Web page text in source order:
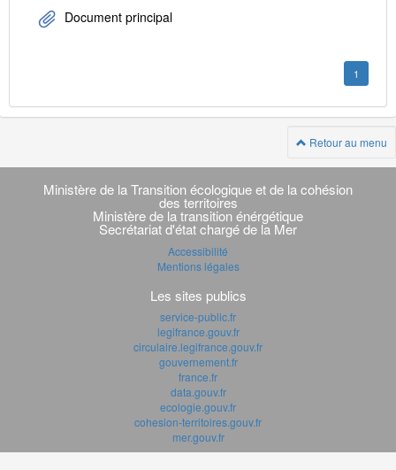
Document principal
1
Retour au menu
Navigation
transverse
Ministère de la Transition écologique et de la cohésion
des territoires
Ministère de la transition énérgétique
Secrétariat d'état chargé de la Mer
Accessibilité
Mentions légales
Les sites publics
service-public.fr
legifrance.gouv.fr
circulaire.legifrance.gouv.fr
gouvernement.fr
france.fr
data.gouv.fr
ecologie.gouv.fr
cohesion-territoires.gouv.fr
mer.gouv.fr